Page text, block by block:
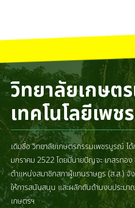
วิทยาลัยเกษต
เทคโนโลยีเพ
เดิมชื่อ วิทยาลัยเกษตรกรรมเพชรบูรณ์ ไ
มกราคม 2522 โดยมีนายปัญจะ เกสรทอง
ตำแหน่งสมาชิกสภาผู้แทนราษฎร (ส.ส.)
ให้การสนับสนุน และผลักดันด้านงบประม
เกษตรฯ